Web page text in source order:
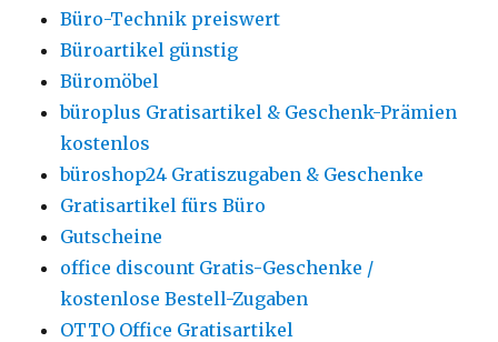
Büro-Technik preiswert
Büroartikel günstig
Büromöbel
büroplus Gratisartikel & Geschenk-Prämien
kostenlos
büroshop24 Gratiszugaben & Geschenke
Gratisartikel fürs Büro
Gutscheine
office discount Gratis-Geschenke /
kostenlose Bestell-Zugaben
OTTO Office Gratisartikel